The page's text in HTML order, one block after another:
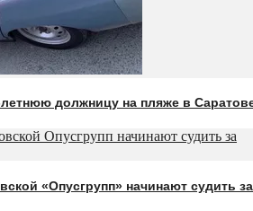
должницу на пляже в
«Опусгрупп» начинают судить за